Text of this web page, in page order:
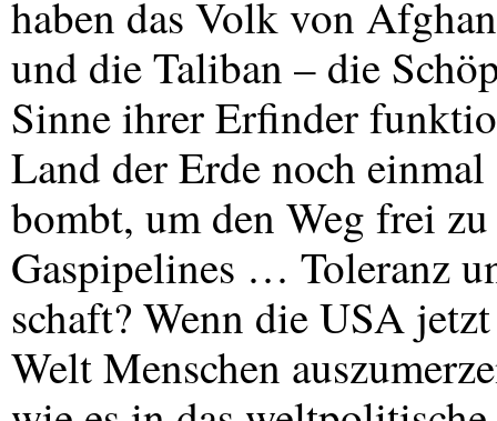
haben das Volk von
und die Taliban – die
Sinne ihrer Erfinder
Land der Erde noch einmal
bombt, um den Weg frei
Gaspipelines … Toleranz
schaft? Wenn dieUSA
Welt Menschen